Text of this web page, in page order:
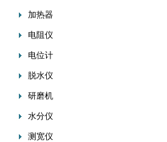
加热器
电阻仪
电位计
脱水仪
研磨机
水分仪
测宽仪